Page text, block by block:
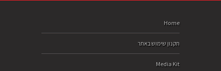
Home
תקנון שימוש באתר
Media Kit